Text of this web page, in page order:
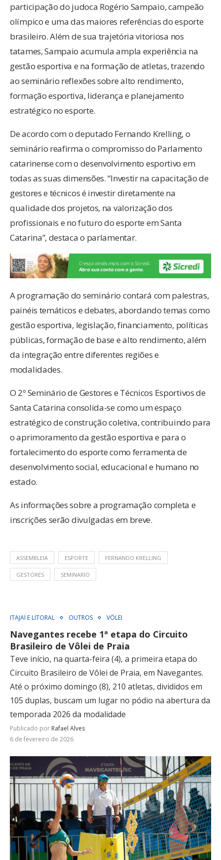
participação do judoca Rogério Sampaio, campeão
olímpico e uma das maiores referências do esporte
brasileiro. Além de sua trajetória vitoriosa nos
tatames, Sampaio acumula ampla experiência na
gestão esportiva e na formação de atletas, trazendo
ao seminário reflexões sobre alto rendimento,
formação esportiva, liderança e planejamento
estratégico no esporte.
De acordo com o deputado Fernando Krelling, o
seminário reafirma o compromisso do Parlamento
catarinense com o desenvolvimento esportivo em
todas as suas dimensões. “Investir na capacitação de
gestores e técnicos é investir diretamente na
qualidade dos projetos, na valorização dos
profissionais e no futuro do esporte em Santa
Catarina”, destaca o parlamentar.
A programação do seminário contará com palestras,
painéis temáticos e debates, abordando temas como
gestão esportiva, legislação, financiamento, políticas
públicas, formação de base e alto rendimento, além
da integração entre diferentes regiões e
modalidades.
O 2º Seminário de Gestores e Técnicos Esportivos de
Santa Catarina consolida-se como um espaço
estratégico de construção coletiva, contribuindo para
o aprimoramento da gestão esportiva e para o
fortalecimento do esporte como ferramenta de
desenvolvimento social, educacional e humano no
estado.
As informações sobre a programação completa e
inscrições serão divulgadas em breve.
ASSEMBLEIA ESPORTE FERNANDO KRELLING
GESTORES SEMINARIO
ITAJAÍ E LITORAL OUTROS VÔLEI
Navegantes recebe 1ª etapa do Circuito
Brasileiro de Vôlei de Praia
Teve início, na quarta-feira (4), a primeira etapa do
Circuito Brasileiro de Vôlei de Praia, em Navegantes.
Até o próximo domingo (8), 210 atletas, divididos em
105 duplas, buscam um lugar no pódio na abertura da
temporada 2026 da modalidade
Publicado por Rafael Alves
6 de fevereiro de 2026